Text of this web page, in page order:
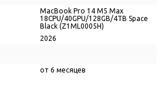
MacBook Pro 14 M5 Max
18CPU/40GPU/128GB/4TB Space
Black (Z1ML0005H)
2026
от 6 месяцев